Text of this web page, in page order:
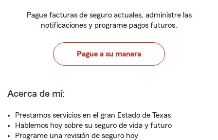
Pague facturas de seguro actuales, administre las
notificaciones y programe pagos futuros.
Pague a su manera
Acerca de mí:
Prestamos servicios en el gran Estado de Texas
Hablemos hoy sobre su seguro de vida y futuro
Programe una revisión de seguro hoy